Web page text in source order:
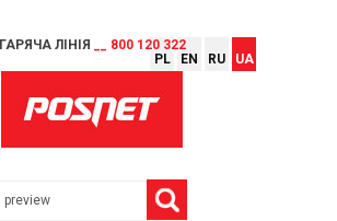
ГАРЯЧА ЛІНІЯ __ 800 120 322
PL
EN RU UA